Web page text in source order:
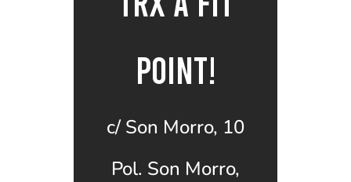
Point!
c/ Son Morro, 10
Pol. Son Morro,